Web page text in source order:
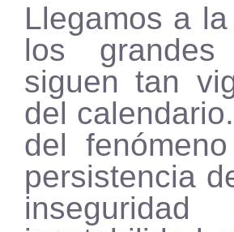
Llegamos a
los
siguen tan
del
del
persistencia